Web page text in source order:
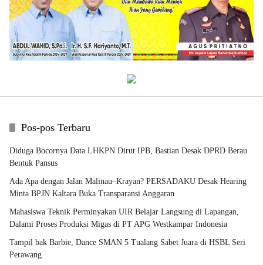
Pos-pos Terbaru
Diduga Bocornya Data LHKPN Dirut IPB, Bastian Desak DPRD Berau
Bentuk Pansus
Ada Apa dengan Jalan Malinau–Krayan? PERSADAKU Desak Hearing
Minta BPJN Kaltara Buka Transparansi Anggaran
Mahasiswa Teknik Perminyakan UIR Belajar Langsung di Lapangan,
Dalami Proses Produksi Migas di PT APG Westkampar Indonesia
Tampil bak Barbie, Dance SMAN 5 Tualang Sabet Juara di HSBL Seri
Perawang